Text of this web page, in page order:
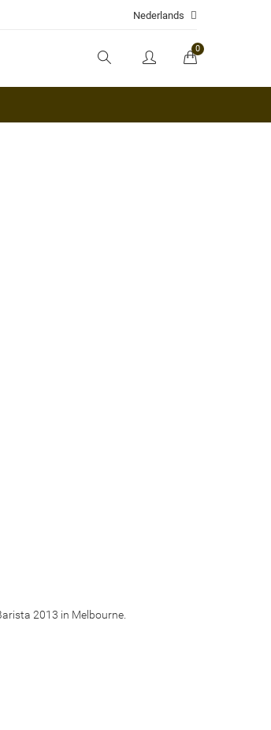
Nederlands
0
2013 in Melbourne.